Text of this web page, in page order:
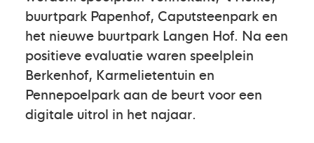
buurtpark Papenhof, Caputsteenpark en
het nieuwe buurtpark Langen Hof. Na een
positieve evaluatie waren speelplein
Berkenhof, Karmelietentuin en
Pennepoelpark aan de beurt voor een
digitale uitrol in het najaar.